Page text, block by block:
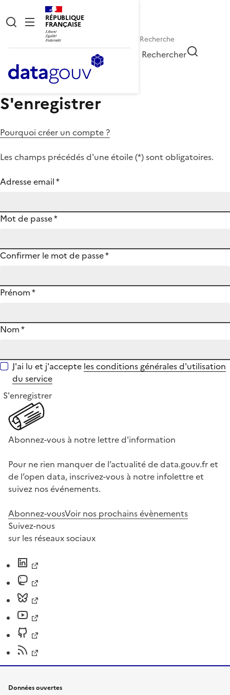
RÉPUBLIQUE
FRANÇAISE
Rechercher
S'enregistrer
Pourquoi créer un compte ?
Les champs précédés d'une étoile (*) sont obligatoires.
Adresse email*
Mot de passe*
Confirmer le mot de passe*
Prénom*
Nom*
J'ai lu et j'accepte les conditions générales d'utilisation
du service
S'enregistrer
Abonnez-vous à notre lettre d'information
Pour ne rien manquer de l’actualité de data.gouv.fr et
de l’open data, inscrivez-vous à notre infolettre et
suivez nos événements.
Abonnez-vousVoir nos prochains évènements
Suivez-nous
sur les réseaux sociaux
Données ouvertes